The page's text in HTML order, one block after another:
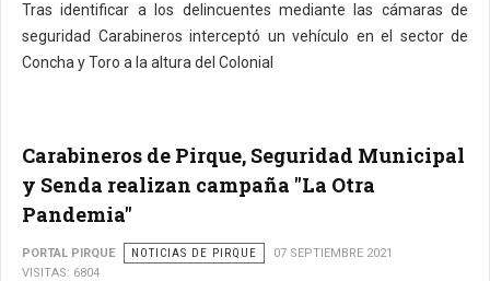
Tras identificar a los delincuentes mediante las cámaras de
seguridad Carabineros interceptó un vehículo en el sector de
Concha y Toro a la altura del Colonial
Carabineros de Pirque, Seguridad Municipal
y Senda realizan campaña "La Otra
Pandemia"
PORTAL PIRQUE NOTICIAS DE PIRQUE
07 SEPTIEMBRE 2021
VISITAS: 6804